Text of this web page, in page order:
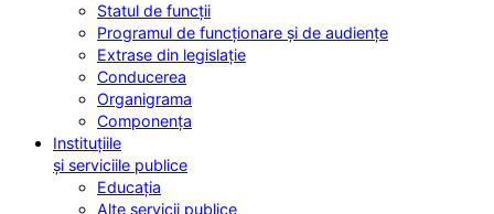
Statul de funcții
Programul de funcționare și de audiențe
Extrase din legislație
Conducerea
Organigrama
Componența
Instituțiile
și serviciile publice
Educația
Alte servicii publice